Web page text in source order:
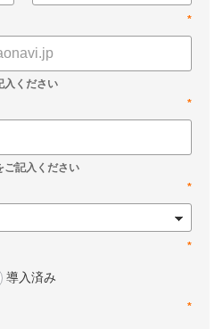
*
*
*
*
導入済み
*